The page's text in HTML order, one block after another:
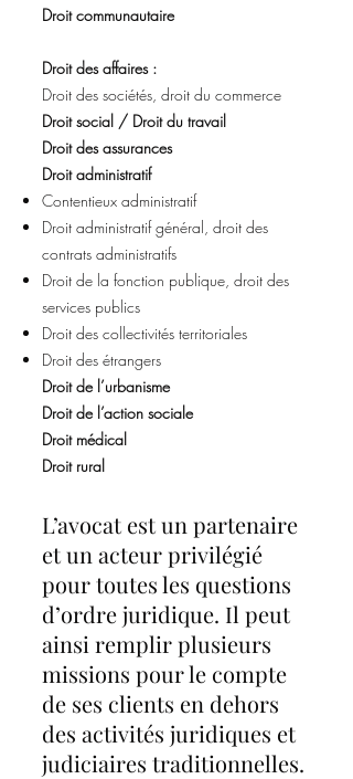
Droit communautaire
Droit des affaires :
Droit des sociétés, droit du commerce
Droit social / Droit du travail
Droit des assurances
Droit administratif
Contentieux administratif
Droit administratif général, droit des
contrats administratifs
Droit de la fonction publique, droit des
services publics
Droit des collectivités territoriales
Droit des étrangers
Droit de l’urbanisme
Droit de l’action sociale
Droit médical
Droit rural
L’avocat estun partenaire
et un acteur privilégié
pour toutes les questions
d’ordre juridique. Il peut
ainsi remplir plusieurs
missions pour le compte
de ses clients en dehors
des activités juridiques et
judiciaires traditionnelles.